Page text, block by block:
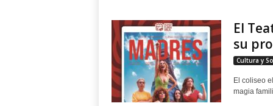
El
su
Cultura y
El coliseo
magia